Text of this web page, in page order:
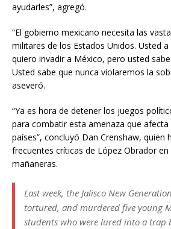
ayudarles”, agregó.
“El gobierno mexicano necesita las
militares de los Estados Unidos. Usted
quiero invadir a México, pero usted
Usted sabe que nunca violaremos la
aseveró.
“Ya es hora de detener los juegos
para combatir esta amenaza que
países”, concluyó Dan Crenshaw, quien
frecuentes críticas de López Obrador
mañaneras.
Last week, the Jalisco New
tortured, and murdered five young
students who were lured into a trap